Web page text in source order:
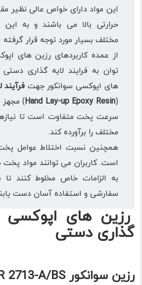
این مواد دارای خواص عالی نظیر
حرارتی بالا می باشند و به این
مختلف بسیار مورد توجه قرار
از عمده کاربردهای رزین های
توان به فرایند لایه گذاری
های اپوکسی سوانکور جهت
(
Hand Lay-up Epoxy Resin) مجهز
سرعت پخت متفاوت است تا
مختلف را برآورده کند.
همچنین نسبت اختلاط عوامل
است. کاربران می توانند مواد پخت
به الزامات خاص مخلوط کنند تا
سفارشی و استفاده آسان دست
رزین های اپوکسی
گذاری دستی
رزین سوانکور SWANCOR 2713-A/BS